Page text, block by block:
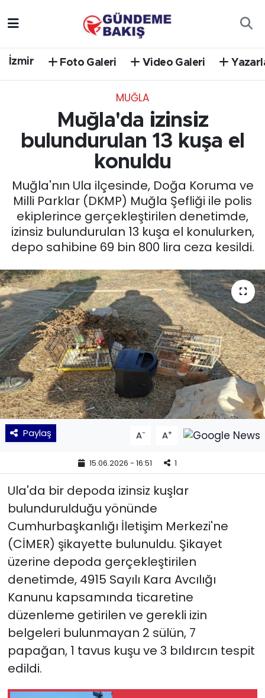
İzmir Foto Galeri Video Galeri
MUĞLA
Muğla'da izinsiz
bulundurulan 13 kuşa el
konuldu
Muğla'nın Ula ilçesinde, Doğa Koruma ve
Milli Parklar (DKMP) Muğla Şefliği ile polis
ekiplerince gerçekleştirilen denetimde,
izinsiz bulundurulan 13 kuşa el konulurken,
depo sahibine 69 bin 800 lira ceza kesildi.
Paylaş A- A+
15.06.2026 - 16:51 1
Ula'da bir depoda izinsiz kuşlar
bulundurulduğu yönünde
Cumhurbaşkanlığı İletişim Merkezi'ne
(CİMER) şikayette bulunuldu. Şikayet
üzerine depoda gerçekleştirilen
denetimde, 4915 Sayılı Kara Avcılığı
Kanunu kapsamında ticaretine
düzenleme getirilen ve gerekli izin
belgeleri bulunmayan 2 sülün, 7
papağan, 1 tavus kuşu ve 3 bıldırcın tespit
edildi.
EGE
EKONOMİ
English News
KÜLTÜR SANAT
MAGAZİN
POLİTİKA
SAĞLIK
Siyaset
SPOR
TEKNOLOJİ
Yaşam
YEREL POLİTİKA
YEREL YÖNETİMLER
Yurt
Süper Lig Puan Durumu ve Fikstür
Tüm Manşetler
Son Dakika Haberleri
Haber Arşivi